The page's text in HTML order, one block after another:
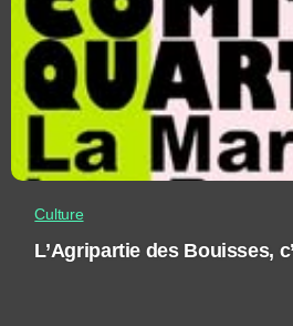
Culture
L’Agripartie des Bouisses,